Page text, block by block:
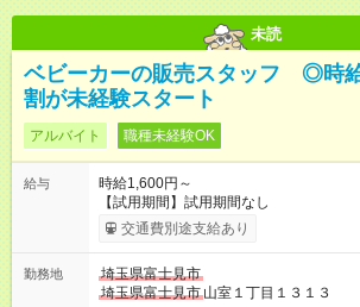
未読
ベビーカーの販売スタッフ ◎時
割が未経験スタート
アルバイト 職種未経験OK
給与
時給1,600円～
【試用期間】試用期間なし
交通費別途支給あり
勤務地
埼玉県富士見市
埼玉県富士見市 山室１丁目１３１３